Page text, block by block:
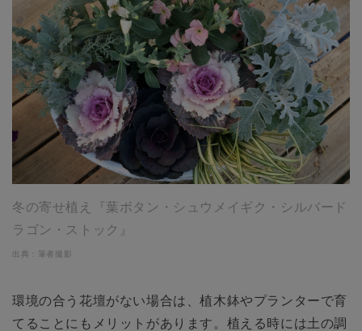
冬の寄せ植え『葉ボタン・シュウメイギク・シルバード
ラゴン・ストック』
出典：筆者撮影
環境の合う花壇がない場合は、植木鉢やプランターで育
てることにもメリットがあります。植える時には土の調